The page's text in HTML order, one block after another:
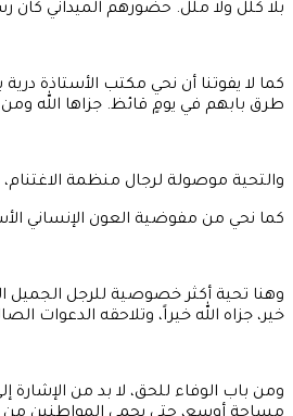
بلا كلل ولا ملل. حضورهم الميداني كان
كما لا يفوتنا أن نحي مكتب الأستاذة
طرق بابهم في يومٍ قائظ. جزاها الله
والتحية موصولة لرجال منظمة
كما نحي من مفوضية العون الإنساني
وهنا تحية أكثر خصوصية للرجل
خير، جزاه الله خيراً، وتلاحقه الدعوات
ومن باب الوفاء للحق، لا بد من